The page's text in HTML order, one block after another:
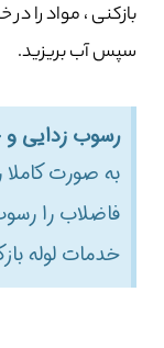
بازکنی ، مواد را
سپس آب بریزید.
رسوب زدایی و
به صورت
فاضلاب را
خدمات لوله